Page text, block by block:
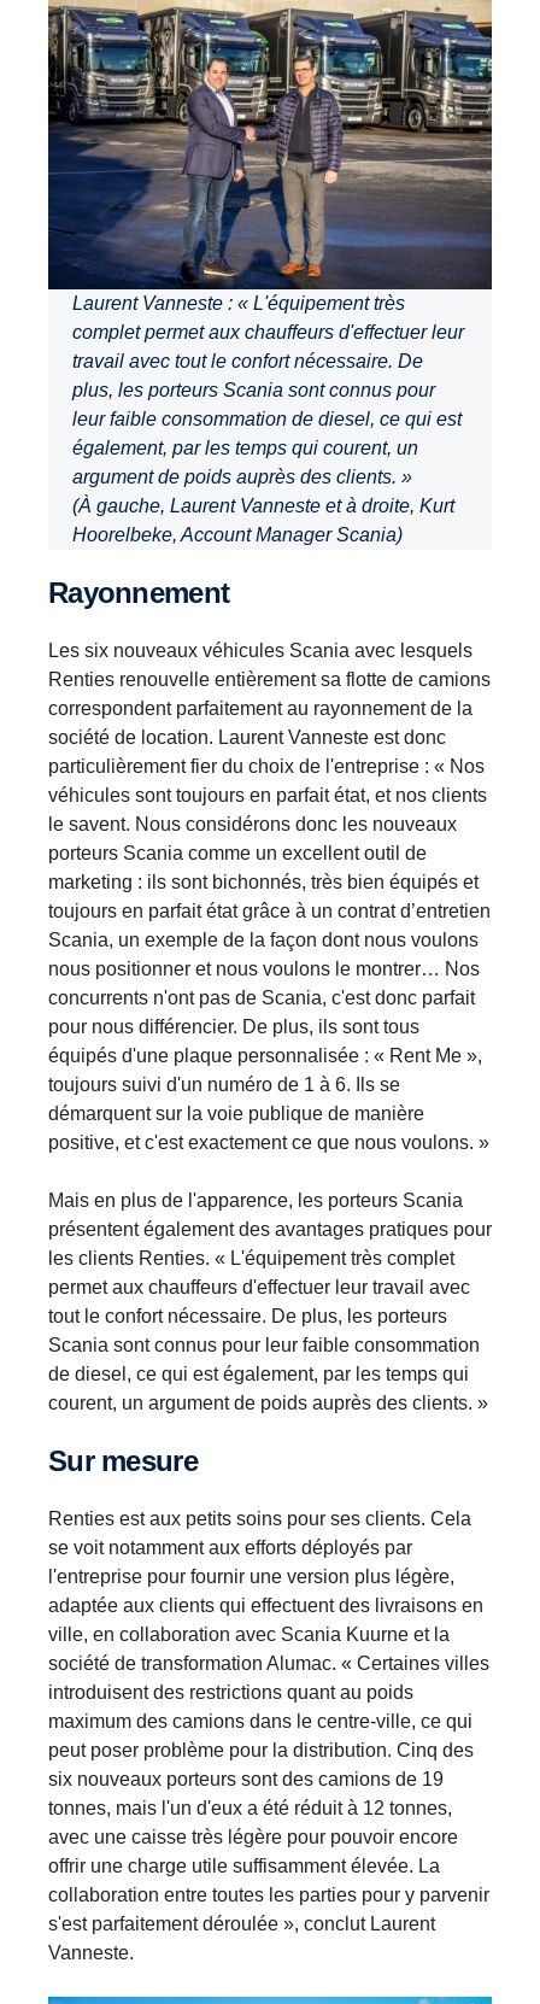
Laurent Vanneste : « L'équipement très
complet permet aux chauffeurs d'effectuer leur
travail avec tout le confort nécessaire. De
plus, les porteurs Scania sont connus pour
leur faible consommation de diesel, ce qui est
également, par les temps qui courent, un
argument de poids auprès des clients. »
(À gauche, Laurent Vanneste et à droite, Kurt
Hoorelbeke, Account Manager Scania)
Rayonnement
Les six nouveaux véhicules Scania avec lesquels
Renties renouvelle entièrement sa flotte de camions
correspondent parfaitement au rayonnement de la
société de location. Laurent Vanneste est donc
particulièrement fier du choix de l'entreprise : « Nos
véhicules sont toujours en parfait état, et nos clients
le savent. Nous considérons donc les nouveaux
porteurs Scania comme un excellent outil de
marketing : ils sont bichonnés, très bien équipés et
toujours en parfait état grâce à un contrat d’entretien
Scania, un exemple de la façon dont nous voulons
nous positionner et nous voulons le montrer… Nos
concurrents n'ont pas de Scania, c'est donc parfait
pour nous différencier. De plus, ils sont tous
équipés d'une plaque personnalisée : « Rent Me »,
toujours suivi d'un numéro de 1 à 6. Ils se
démarquent sur la voie publique de manière
positive, et c'est exactement ce que nous voulons. »
Mais en plus de l'apparence, les porteurs Scania
présentent également des avantages pratiques pour
les clients Renties. « L'équipement très complet
permet aux chauffeurs d'effectuer leur travail avec
tout le confort nécessaire. De plus, les porteurs
Scania sont connus pour leur faible consommation
de diesel, ce qui est également, par les temps qui
courent, un argument de poids auprès des clients. »
Sur mesure
Renties est aux petits soins pour ses clients. Cela
se voit notamment aux efforts déployés par
l'entreprise pour fournir une version plus légère,
adaptée aux clients qui effectuent des livraisons en
ville, en collaboration avec Scania Kuurne et la
société de transformation Alumac. « Certaines villes
introduisent des restrictions quant au poids
maximum des camions dans le centre-ville, ce qui
peut poser problème pour la distribution. Cinq des
six nouveaux porteurs sont des camions de 19
tonnes, mais l'un d'eux a été réduit à 12 tonnes,
avec une caisse très légère pour pouvoir encore
offrir une charge utile suffisamment élevée. La
collaboration entre toutes les parties pour y parvenir
s'est parfaitement déroulée », conclut Laurent
Vanneste.